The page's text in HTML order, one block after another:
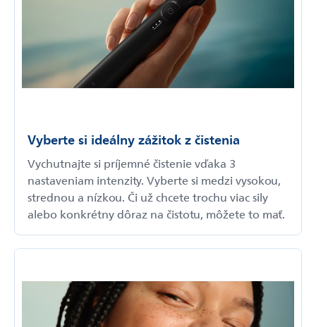
Vyberte si ideálny zážitok z čistenia
Vychutnajte si príjemné čistenie vďaka 3
nastaveniam intenzity. Vyberte si medzi vysokou,
strednou a nízkou. Či už chcete trochu viac sily
alebo konkrétny dôraz na čistotu, môžete to mať.